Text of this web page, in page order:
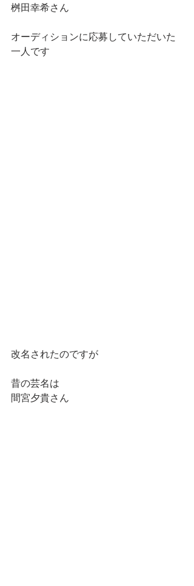
桝田幸希さん
オーディションに応募していただいた
一人です
改名されたのですが
昔の芸名は
間宮夕貴さん